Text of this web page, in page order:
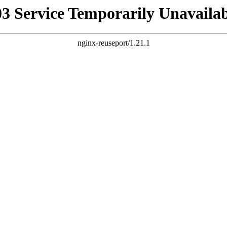
Service Temporarily
nginx-reuseport/1.21.1